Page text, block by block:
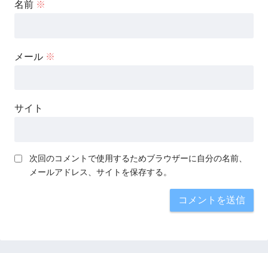
名前 ※
メール ※
サイト
次回のコメントで使用するためブラウザーに自分の名前、
メールアドレス、サイトを保存する。